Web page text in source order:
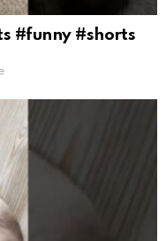
#funny #shorts